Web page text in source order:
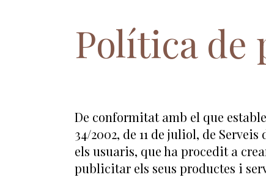
Política de
De conformitat amb el que
34/2002, de 11 de juliol, de
els usuaris, que ha procedit a
publicitar els seus productes i